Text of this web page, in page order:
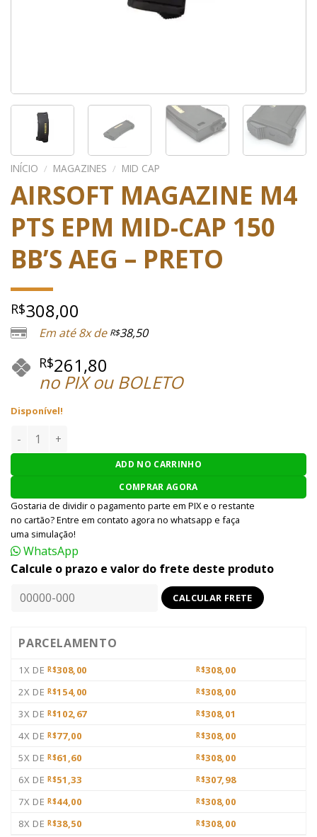
INÍCIO / MAGAZINES / MID CAP
AIRSOFT MAGAZINE M4
PTS EPM MID-CAP 150
BB’S AEG – PRETO
R$308,00
Em até 8x de R$38,50
R$261,80
no PIX ou BOLETO
Disponível!
AIRSOFT MAGAZINE M4 PTS EPM MID-CAP 150 BB'S AEG -
ADD NO CARRINHO
COMPRAR AGORA
Gostaria de dividir o pagamento parte em PIX e o restante
no cartão? Entre em contato agora no whatsapp e faça
uma simulação!
WhatsApp
Calcule o prazo e valor do frete deste produto
PARCELAMENTO
1X DE R$308,00 R$308,00
2X DE R$154,00 R$308,00
3X DE R$102,67 R$308,01
4X DE R$77,00 R$308,00
5X DE R$61,60 R$308,00
6X DE R$51,33 R$307,98
7X DE R$44,00 R$308,00
8X DE R$38,50 R$308,00